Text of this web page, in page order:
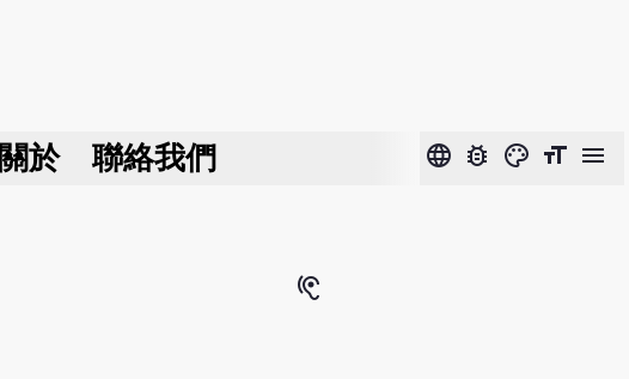
關於 聯絡我們 language bug_report color_lens format_size menu
hearing